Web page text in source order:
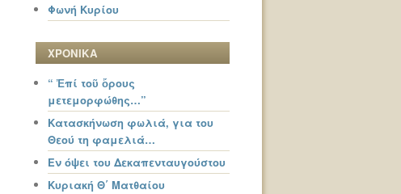
Φωνή Κυρίου
ΧΡΟΝΙΚΑ
“ Ἐπί τοῦ ὄρους
μετεμορφώθης…”
Κατασκήνωση φωλιά, για του
Θεού τη φαμελιά…
Εν όψει του Δεκαπενταυγούστου
Κυριακή Θ΄ Ματθαίου